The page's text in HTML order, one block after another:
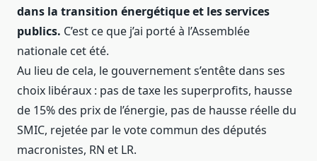
dans la transition énergétique et les services
publics. C’est ce que j’ai porté à l’Assemblée
nationale cet été.
Au lieu de cela, le gouvernement s’entête dans ses
choix libéraux : pas de taxe les superprofits, hausse
de 15% des prix de l’énergie, pas de hausse réelle du
SMIC, rejetée par le vote commun des députés
macronistes, RN et LR.